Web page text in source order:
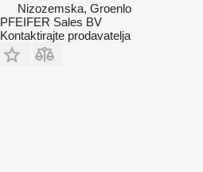
Nizozemska, Groenlo
PFEIFER Sales BV
Kontaktirajte prodavatelja